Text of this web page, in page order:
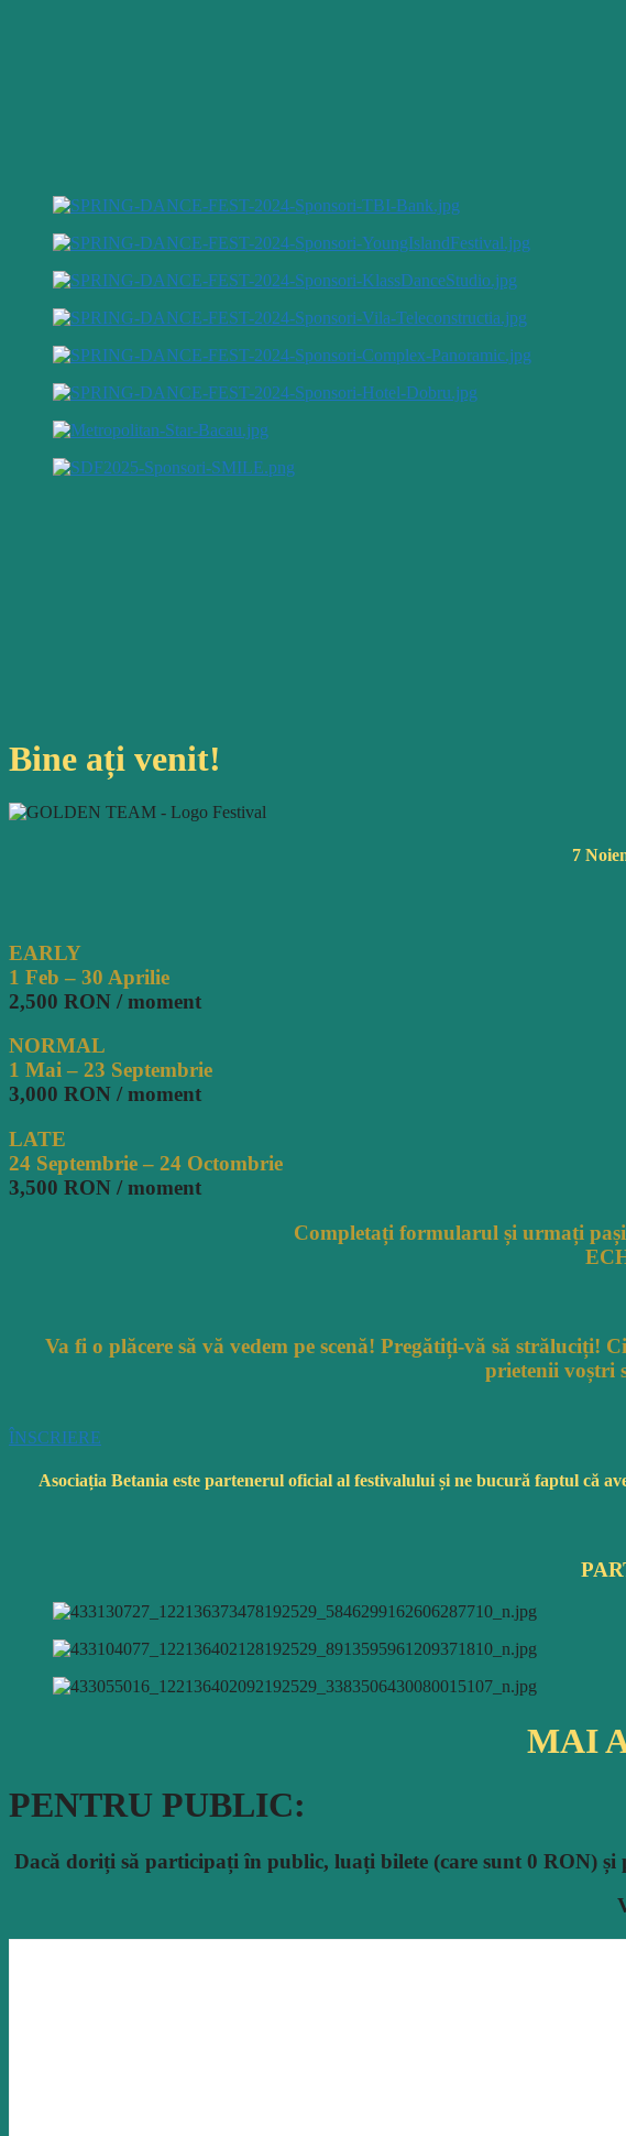
Bine ați venit!
7
EARLY
1 Feb – 30 Aprilie
2,500 RON / moment
NORMAL
1 Mai – 23 Septembrie
3,000 RON / moment
LATE
24 Septembrie – 24 Octombrie
3,500 RON / moment
Completați formularul și urmați
Va fi o plăcere să vă vedem pe scenă! Pregătiți-vă să străluciți!
prietenii voștri
ÎNSCRIERE
Asociația Betania este partenerul oficial alfestivalului șine bucură faptul că
MAI
PENTRU PUBLIC:
Dacă doriți să participați în public, luați bilete (care sunt 0 RON) și